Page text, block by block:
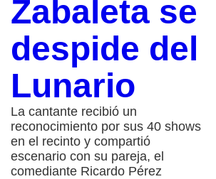
Zabaleta se
despide del
Lunario
La cantante recibió un
reconocimiento por sus 40 shows
en el recinto y compartió
escenario con su pareja, el
comediante Ricardo Pérez